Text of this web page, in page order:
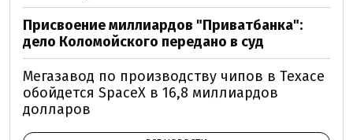
Присвоение миллиардов "Приватбанка":
дело Коломойского передано в суд
Мегазавод по производству чипов в Техасе
обойдется SpaceX в 16,8 миллиардов
долларов